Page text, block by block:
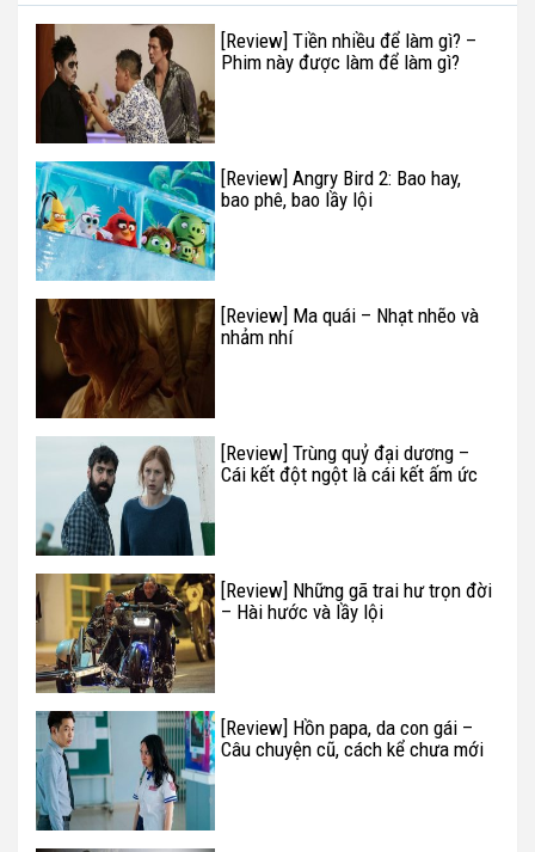
[Review] Tiền nhiều để làm gì? –
Phim này được làm để làm gì?
[Review] Angry Bird 2: Bao hay,
bao phê, bao lầy lội
[Review] Ma quái – Nhạt nhẽo và
nhảm nhí
[Review] Trùng quỷ đại dương –
Cái kết đột ngột là cái kết ấm ức
[Review] Những gã trai hư trọn đời
– Hài hước và lầy lội
[Review] Hồn papa, da con gái –
Câu chuyện cũ, cách kể chưa mới